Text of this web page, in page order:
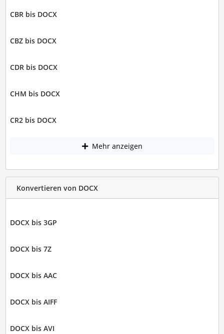
CBR bis DOCX
CBZ bis DOCX
CDR bis DOCX
CHM bis DOCX
CR2 bis DOCX
Mehr anzeigen
Konvertieren von DOCX
DOCX bis 3GP
DOCX bis 7Z
DOCX bis AAC
DOCX bis AIFF
DOCX bis AVI